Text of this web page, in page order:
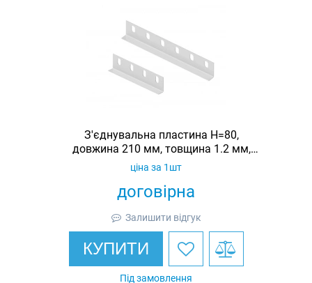
З'єднувальна пластина H=80,
довжина 210 мм, товщина 1.2 мм,
оцинкована, Ardic
договірна
ціна за 1шт
Залишити відгук
КУПИТИ
Під замовлення